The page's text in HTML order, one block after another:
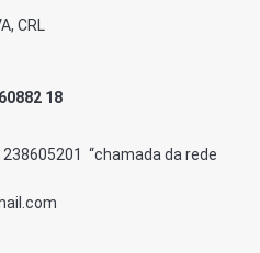
CRL
18
“chamada da rede